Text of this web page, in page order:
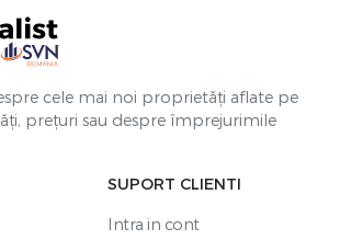
cele mai noi proprietăți aflate pe
prețuri sau despre împrejurimile
SUPORT CLIENTI
Intra in cont